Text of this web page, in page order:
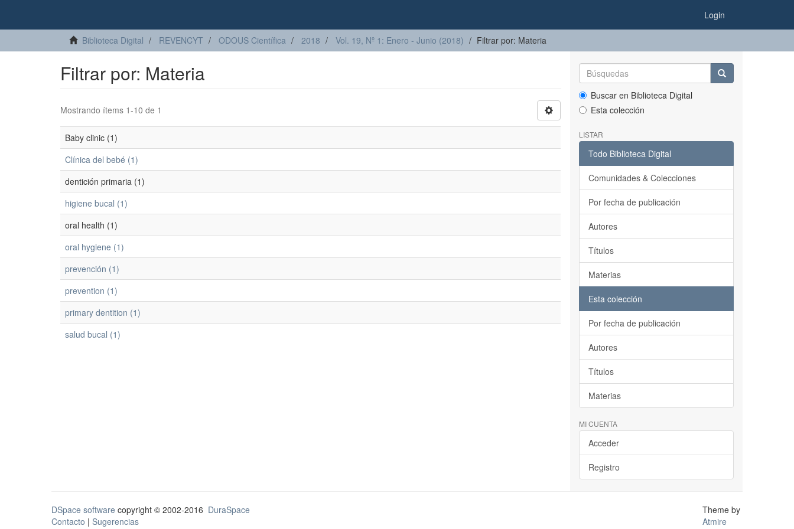
Login
Biblioteca Digital REVENCYT ODOUS Científica 2018 Vol. 19, Nº 1: Enero - Junio (2018) Filtrar por: Materia
Filtrar por: Materia
Mostrando ítems 1-10 de 1
Baby clinic (1)
Clínica del bebé (1)
dentición primaria (1)
higiene bucal (1)
oral health (1)
oral hygiene (1)
prevención (1)
prevention (1)
primary dentition (1)
salud bucal (1)
Buscar en Biblioteca Digital
Esta colección
LISTAR
Todo Biblioteca Digital
Comunidades & Colecciones
Por fecha de publicación
Autores
Títulos
Materias
Esta colección
Por fecha de publicación
Autores
Títulos
Materias
MI CUENTA
Acceder
Registro
DSpace software copyright © 2002-2016 DuraSpace
Contacto | Sugerencias
Theme by
Atmire